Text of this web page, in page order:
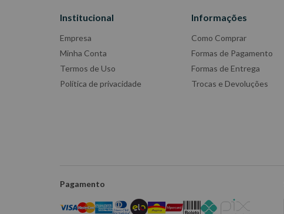
Institucional
Empresa
Minha Conta
Termos de Uso
Política de privacidade
Informações
Como Comprar
Formas de Pagamento
Formas de Entrega
Trocas e Devoluções
Pagamento